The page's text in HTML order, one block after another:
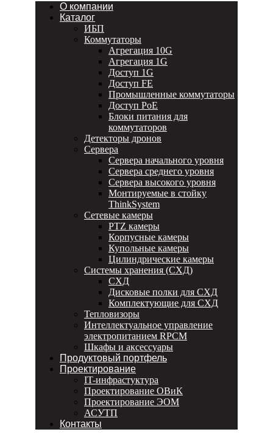
О компании
Каталог
ИБП
Коммутаторы
Агрегация 10G
Агрегация 1G
Доступ 1G
Доступ FE
Промышленные коммутаторы
Доступ PoE
Блоки питания для
коммутаторов
Детекторы дронов
Сервера
Сервера начального уровня
Сервера среднего уровня
Сервера высокого уровня
Монтируемые в стойку
ThinkSystem
Сетевые камеры
PTZ камеры
Корпусные камеры
Купольные камеры
Цилиндрические камеры
Системы хранения (СХД)
СХД
Дисковые полки для СХД
Комплектующие для СХД
Тепловизоры
Интеллектуальное управление
электропитанием RPCM
Шкафы и аксессуары
Продуктовый портфель
Проектирование
IT-инфрастуктура
Проектирование ОВиК
Проектирование ЭОМ
АСУТП
Контакты